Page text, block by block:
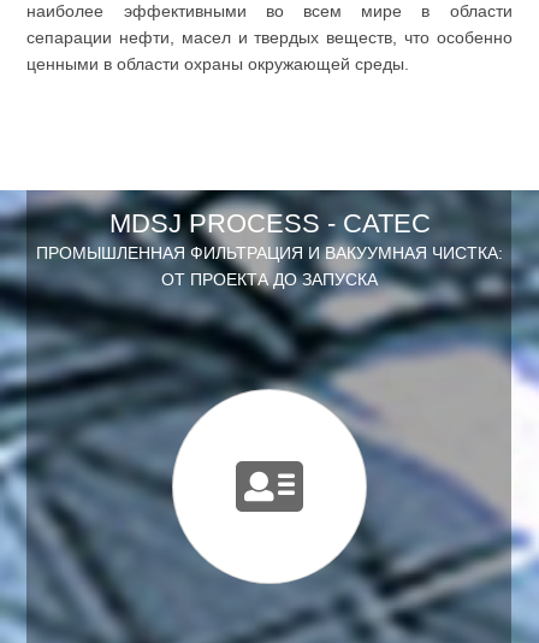
наиболее эффективными во всем мире в области
сепарации нефти, масел и твердых веществ, что особенно
ценными в области охраны окружающей среды.
MDSJ PROCESS - САТЕС
ПРОМЫШЛЕННАЯ ФИЛЬТРАЦИЯ И ВАКУУМНАЯ ЧИСТКА:
ОТ ПРОЕКТА ДО ЗАПУСКА